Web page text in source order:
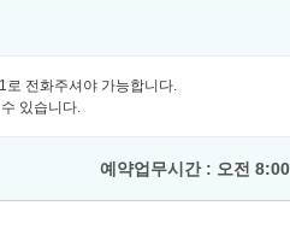
전화주셔야 가능합니다.
있습니다.
예약업무시간 : 오전